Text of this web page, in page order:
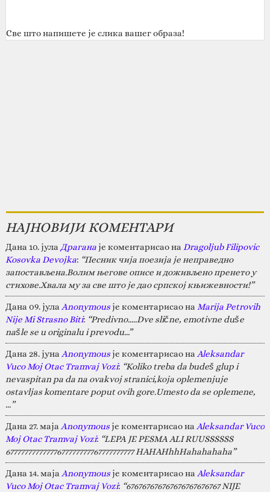
Све што напишете је слика вашег образа!
НАЈНОВИЈИ КОМЕНТАРИ
Дана 10. јула Драганаје коментарисао на Dragoljub Filipovic
Kosovka Devojka: “Песник чија поезија је неправедно
запостављена.Волим његове описе и доживљено пренето у
стихове.Хвала му за све што је дао српској књижевности!”
Дана 09. јула Anonymousје коментарисао на Marija Petrovih
Nije Mi Strasno Biti: “Predivno.....Dve slične, emotivne duše
našle se u originalu i prevodu...”
Дана 28. јуна Anonymousје коментарисао на Aleksandar
Vuco Moj Otac Tramvaj Vozi: “Koliko treba da budeš glup i
nevaspitan pa da na ovakvoj stranici,koja oplemenjuje
ostavljas komentare poput ovih gore.Umesto da se oplemene,
…”
Дана 27. маја Anonymousје коментарисао на Aleksandar Vuco
Moj Otac Tramvaj Vozi: “LEPA JE PESMA ALI RUUSSSSSS
67777777777777677777777767777777777 HAHAHhhHahahahaha”
Дана 14. маја Anonymousје коментарисао на Aleksandar
Vuco Moj Otac Tramvaj Vozi: “676767676767676767676767 NIJE